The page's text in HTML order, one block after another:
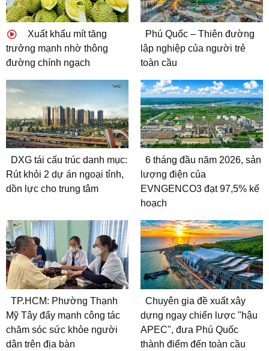
Xuất khẩu mít tăng
trưởng mạnh nhờ thông
đường chính ngạch
Phú Quốc – Thiên đường
lập nghiệp của người trẻ
toàn cầu
DXG tái cấu trúc danh mục:
Rút khỏi 2 dự án ngoại tỉnh,
dồn lực cho trung tâm
6 tháng đầu năm 2026, sản
lượng điện của
EVNGENCO3 đạt 97,5% kế
hoạch
TP.HCM: Phường Thạnh
Mỹ Tây đẩy mạnh công tác
chăm sóc sức khỏe người
dân trên địa bàn
Chuyên gia đề xuất xây
dựng ngay chiến lược "hậu
APEC", đưa Phú Quốc
thành điểm đến toàn cầu